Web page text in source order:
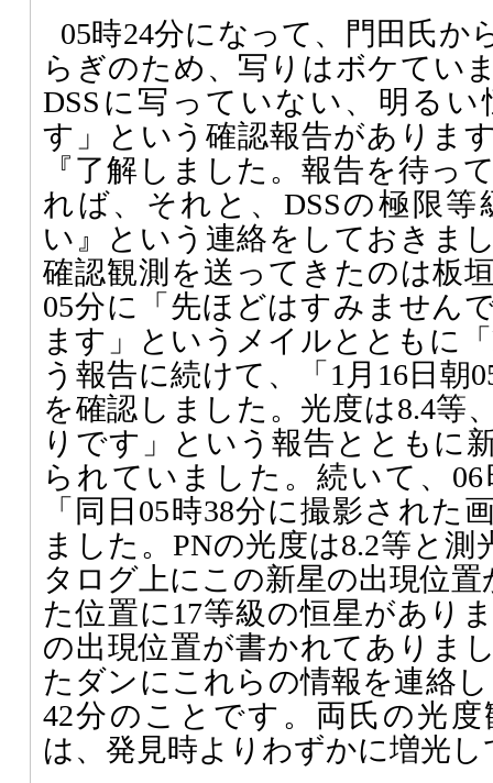
05時24分になって、門田氏か
らぎのため、写りはボケてい
DSSに写っていない、明る
す」という確認報告がありま
『了解しました。報告を待っ
れば、それと、DSSの極限
い』という連絡をしておきま
確認観測を送ってきたのは板
05分に「先ほどはすみません
ます」というメイルとともに
う報告に続けて、「1月16日朝
を確認しました。光度は8.4等
りです」という報告とともに
られていました。続いて、
「同日05時38分に撮影された
ました。PNの光度は8.2等と測
タログ上にこの新星の出現位
た位置に17等級の恒星があり
の出現位置が書かれてありま
たダンにこれらの情報を連絡
42分のことです。両氏の光
は、発見時よりわずかに増光